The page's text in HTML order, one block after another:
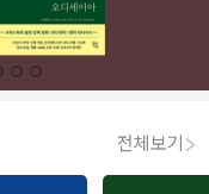
전체보기